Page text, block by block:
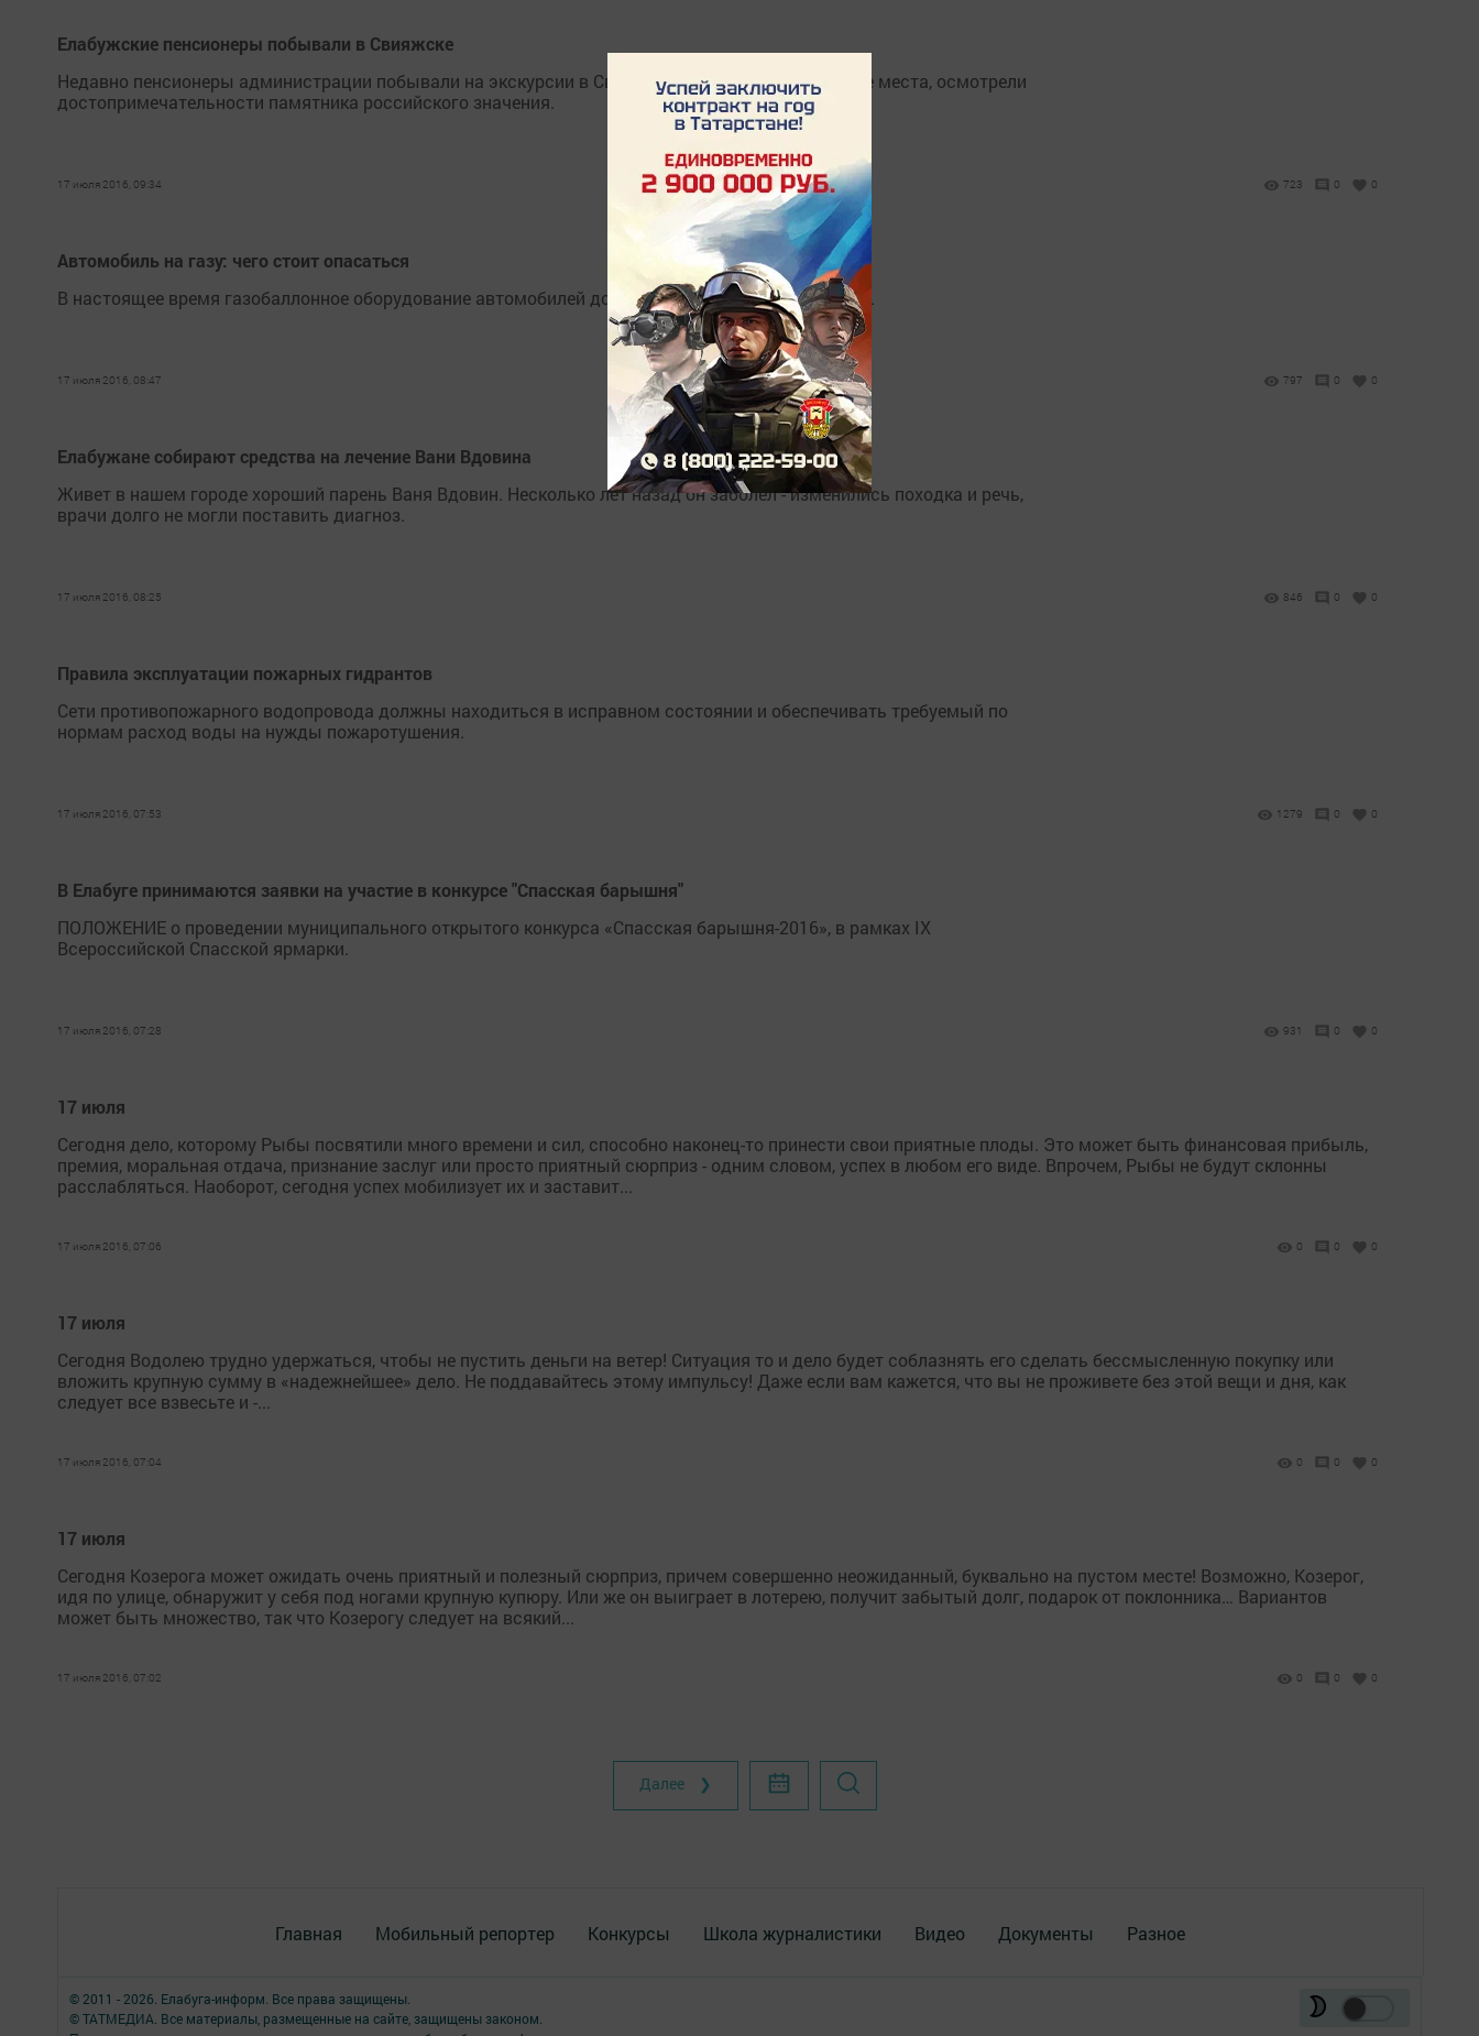
Елабужские пенсионеры побывали в Свияжске
Недавно пенсионеры администрации побывали на экскурсии в Свияжске, посетили красивейшие места, осмотрели
достопримечательности памятника российского значения.
17 июля 2016, 09:34 723 0 0
Автомобиль на газу: чего стоит опасаться
В настоящее время газобаллонное оборудование автомобилей достаточно надежно и безопасно.
17 июля 2016, 08:47 797 0 0
Елабужане собирают средства на лечение Вани Вдовина
Живет в нашем городе хороший парень Ваня Вдовин. Несколько лет назад он заболел - изменились походка и речь,
врачи долго не могли поставить диагноз.
17 июля 2016, 08:25 846 0 0
Правила эксплуатации пожарных гидрантов
Сети противопожарного водопровода должны находиться в исправном состоянии и обеспечивать требуемый по
нормам расход воды на нужды пожаротушения.
17 июля 2016, 07:53 1279 0 0
В Елабуге принимаются заявки на участие в конкурсе "Спасская барышня"
ПОЛОЖЕНИЕ о проведении муниципального открытого конкурса «Спасская барышня-2016», в рамках IX
Всероссийской Спасской ярмарки.
17 июля 2016, 07:28 931 0 0
17 июля
Сегодня дело, которому Рыбы посвятили много времени и сил, способно наконец-то принести свои приятные плоды. Это может быть финансовая прибыль,
премия, моральная отдача, признание заслуг или просто приятный сюрприз - одним словом, успех в любом его виде. Впрочем, Рыбы не будут склонны
расслабляться. Наоборот, сегодня успех мобилизует их и заставит...
17 июля 2016, 07:06 0 0 0
17 июля
Сегодня Водолею трудно удержаться, чтобы не пустить деньги на ветер! Ситуация то и дело будет соблазнять его сделать бессмысленную покупку или
вложить крупную сумму в «надежнейшее» дело. Не поддавайтесь этому импульсу! Даже если вам кажется, что вы не проживете без этой вещи и дня, как
следует все взвесьте и -...
17 июля 2016, 07:04 0 0 0
17 июля
Сегодня Козерога может ожидать очень приятный и полезный сюрприз, причем совершенно неожиданный, буквально на пустом месте! Возможно, Козерог,
идя по улице, обнаружит у себя под ногами крупную купюру. Или же он выиграет в лотерею, получит забытый долг, подарок от поклонника… Вариантов
может быть множество, так что Козерогу следует на всякий...
17 июля 2016, 07:02 0 0 0
Далее ❯
Главная Мобильный репортер Конкурсы Школа журналистики Видео Документы Разное
© 2011 - 2026. Елабуга-информ. Все права защищены.
© ТАТМЕДИА. Все материалы, размещенные на сайте, защищены законом.